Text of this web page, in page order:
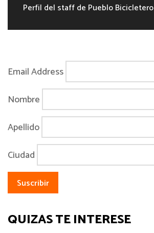
Perfil del staff de Pueblo Bicicletero
Email Address
Nombre
Apellido
Ciudad
QUIZÁS TE INTERESE